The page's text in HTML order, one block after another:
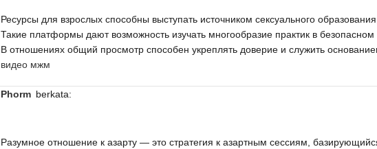
Ресурсы для взрослых способны выступать источником сексуального
Такие платформы дают возможность изучать многообразие практик в
В отношениях общий просмотр способен укреплять доверие и служить
видео мжм
Phorm berkata:
Разумное отношение к азарту — это стратегия к азартным сессиям,